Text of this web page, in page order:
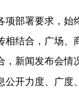
部署要求，始
结合，广场、
新闻发布会情
开力度、广度